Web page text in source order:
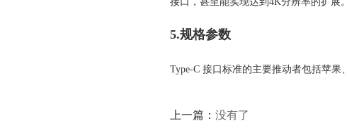
5.规格参数
Type-C 接口标准的主要推动者包括苹果、
上一篇： 没有了